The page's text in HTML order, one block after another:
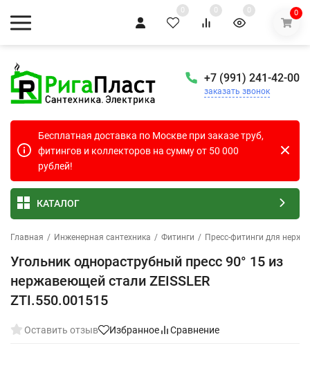
0 0 0 0
+7 (991) 241-42-00
заказать звонок
Бесплатная доставка по Москве при заказе труб,
фитингов и коллекторов на сумму от 50 000
рублей!
КАТАЛОГ
Главная / Инженерная сантехника / Фитинги / Пресс-фитинги для
Угольник однораструбный пресс 90° 15 из
нержавеющей стали ZEISSLER
ZTI.550.001515
Оставить отзыв Избранное Сравнение